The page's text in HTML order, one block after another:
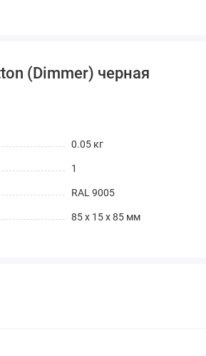
(Dimmer) черная
0.05 кг
1
RAL 9005
85 x 15 x 85 мм